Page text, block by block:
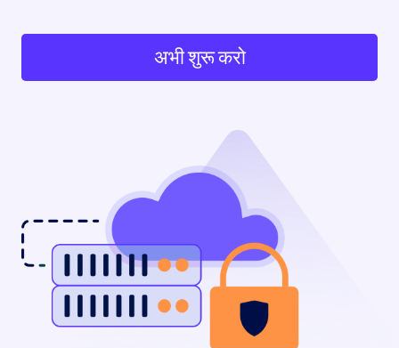
अभी शुरू करो